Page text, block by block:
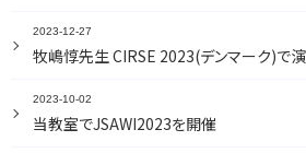
2023-12-27
牧嶋惇先生 CIRSE 2023(デンマーク)で
2023-10-02
当教室でJSAWI2023を開催